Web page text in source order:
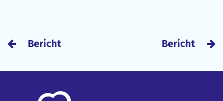
Bericht Bericht